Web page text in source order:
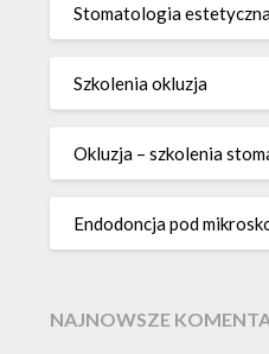
Stomatologia
Szkolenia okluzja
Okluzja – szkolenia
Endodoncja pod
NAJNOWSZE